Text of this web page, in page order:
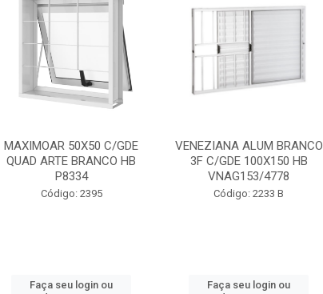
VENEZIANA ALUM BRANCO
3F C/GDE 100X150 HB
VNAG153/4778
Código: 2233 B
Faça seu login ou
PORTA LAMINADA BRANCA
85X215 DIR MIX HB P7134
Código: 2391
Faça seu login ou